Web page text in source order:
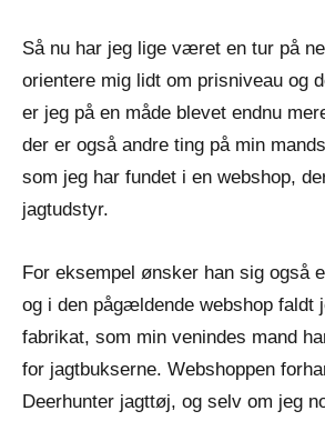
Så nu har jeg lige været en tur på
orientere mig lidt om prisniveau og
er jeg på en måde blevet endnu
der er også andre ting på min
som jeg har fundet i en webshop,
jagtudstyr.
For eksempel ønsker han sig også
og i den pågældende webshop faldt
fabrikat, som min venindes mand
for jagtbukserne. Webshoppen
Deerhunter jagttøj, og selv om jeg